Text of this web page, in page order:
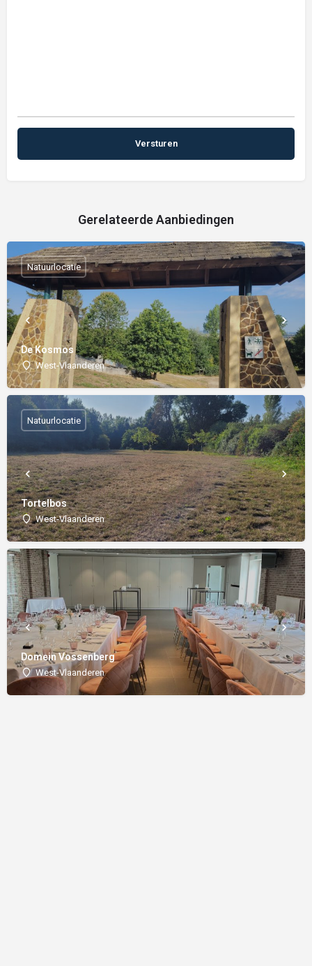
Gerelateerde Aanbiedingen
De Kosmos
West-Vlaanderen
Natuurlocatie
Tortelbos
West-Vlaanderen
Natuurlocatie
Domein Vossenberg
West-Vlaanderen